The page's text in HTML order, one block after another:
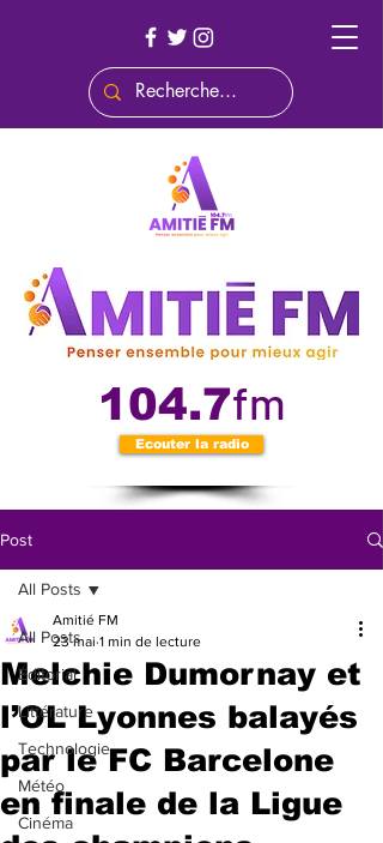
104.7fm
Ecouter la radio
Post
All Posts
Éditorial
Littérature
Technologie
Météo
Cinéma
All Posts
Melchie Dumornay et
l’OL Lyonnes balayés
par le FC Barcelone
en finale de la Ligue
Amitié FM
23 mai 1 min de lecture